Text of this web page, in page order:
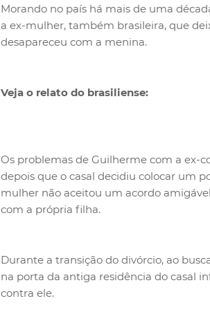
Morando no país há mais de uma
a ex-mulher, também brasileira, que
desapareceu com a menina.
Veja o relato do brasiliense:
Os problemas de Guilherme com a ex-
depois que o casal decidiu colocar um
mulher não aceitou um acordo
com a própria filha.
Durante a transição do divórcio, ao
na porta da antiga residência do casal
contra ele.